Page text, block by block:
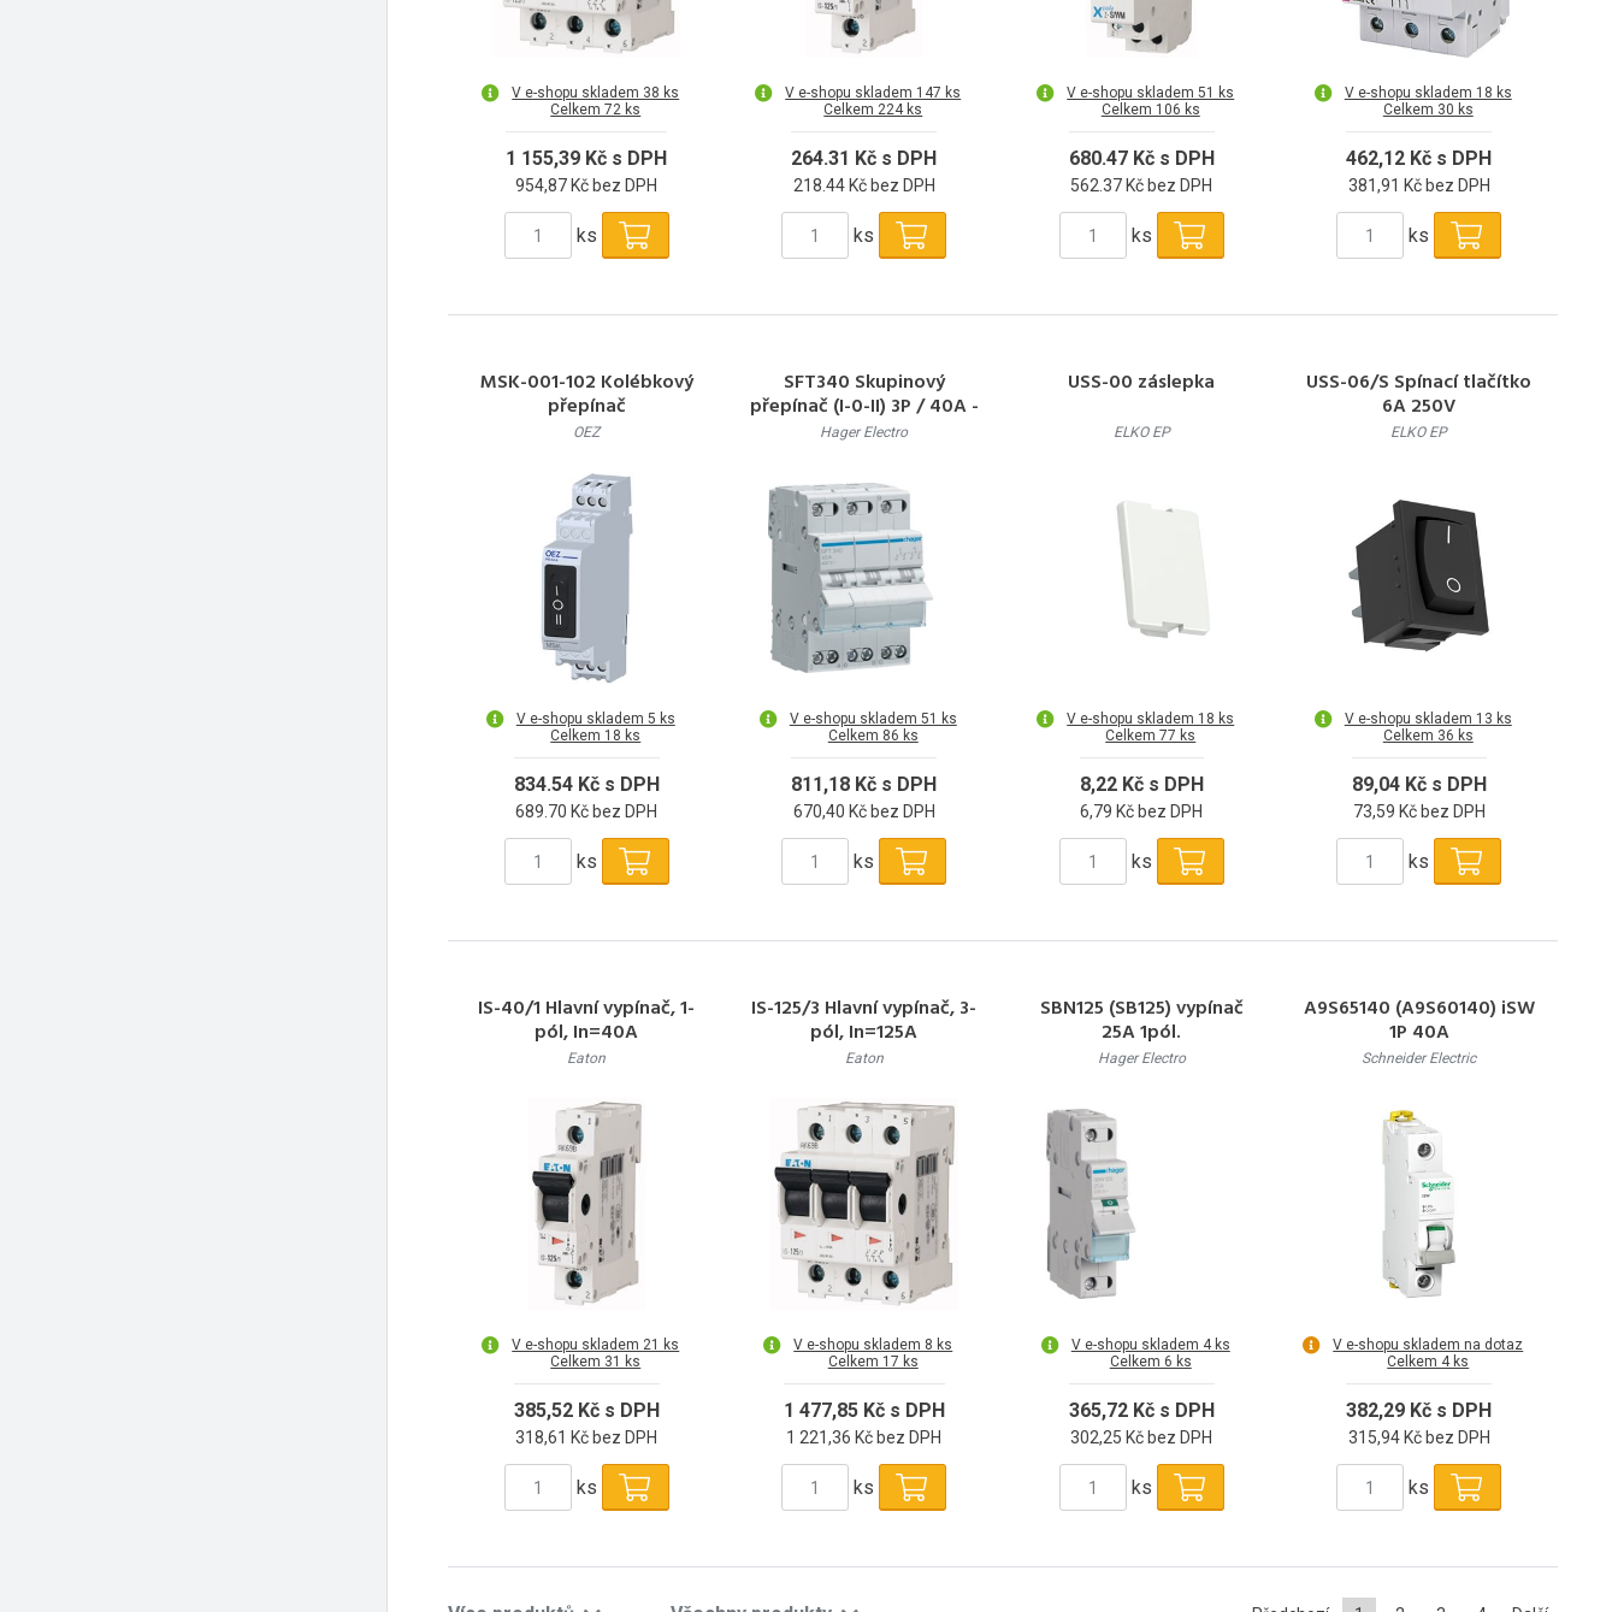
V e-shopu skladem 38 ks
Celkem 72 ks
1 155,39 Kč s DPH
954,87 Kč bez DPH
ks
V e-shopu skladem 147 ks
Celkem 224 ks
264.31 Kč s DPH
218.44 Kč bez DPH
ks
V e-shopu skladem 51 ks
Celkem 106 ks
680.47 Kč s DPH
562.37 Kč bez DPH
ks
V e-shopu skladem 18 ks
Celkem 30 ks
462,12 Kč s DPH
381,91 Kč bez DPH
ks
MSK-001-102 Kolébkový
přepínač
OEZ
V e-shopu skladem 5 ks
Celkem 18 ks
834.54 Kč s DPH
689.70 Kč bez DPH
ks
SFT340 Skupinový
přepínač (I-0-II) 3P / 40A -
výstupní kontakt horem
Hager Electro
V e-shopu skladem 51 ks
Celkem 86 ks
811,18 Kč s DPH
670,40 Kč bez DPH
ks
USS-00 záslepka
ELKO EP
V e-shopu skladem 18 ks
Celkem 77 ks
8,22 Kč s DPH
6,79 Kč bez DPH
ks
USS-06/S Spínací tlačítko
6A 250V
ELKO EP
V e-shopu skladem 13 ks
Celkem 36 ks
89,04 Kč s DPH
73,59 Kč bez DPH
ks
IS-40/1 Hlavní vypínač, 1-
pól, In=40A
Eaton
V e-shopu skladem 21 ks
Celkem 31 ks
385,52 Kč s DPH
318,61 Kč bez DPH
ks
IS-125/3 Hlavní vypínač, 3-
pól, In=125A
Eaton
V e-shopu skladem 8 ks
Celkem 17 ks
1 477,85 Kč s DPH
1 221,36 Kč bez DPH
ks
SBN125 (SB125) vypínač
25A 1pól.
Hager Electro
V e-shopu skladem 4 ks
Celkem 6 ks
365,72 Kč s DPH
302,25 Kč bez DPH
ks
A9S65140 (A9S60140) iSW
1P 40A
Schneider Electric
V e-shopu skladem na dotaz
Celkem 4 ks
382,29 Kč s DPH
315,94 Kč bez DPH
ks